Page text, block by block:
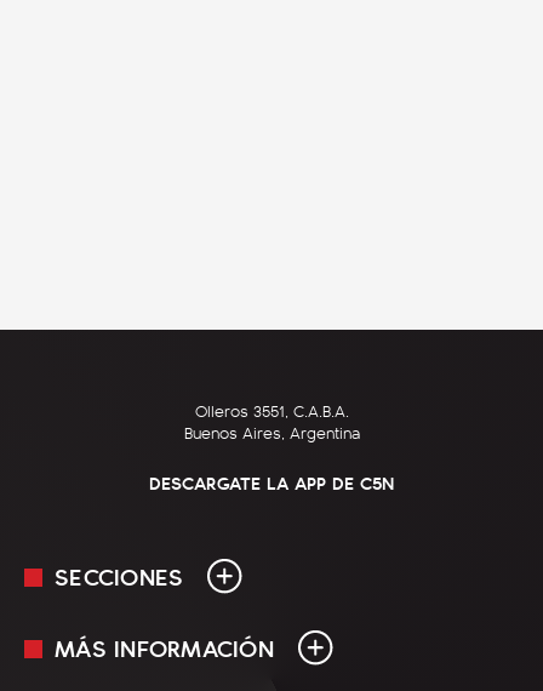
Olleros 3551, C.A.B.A.
Buenos Aires, Argentina
DESCARGATE LA APP DE C5N
SECCIONES
En Vivo
MÁS INFORMACIÓN